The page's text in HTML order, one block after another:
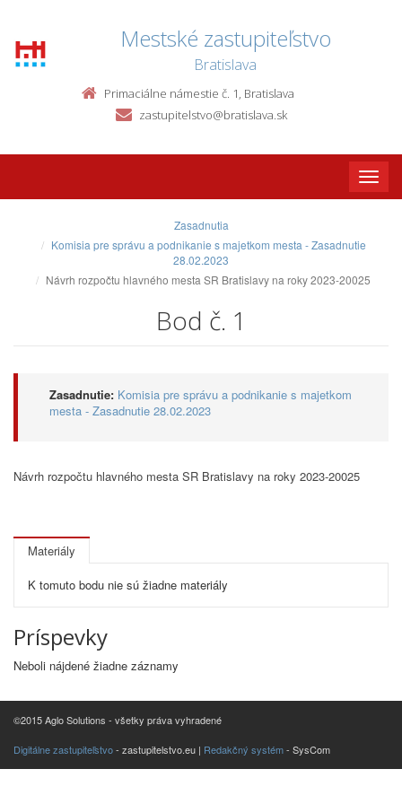
Mestské zastupiteľstvo
Bratislava
Primaciálne námestie č. 1, Bratislava
zastupitelstvo@bratislava.sk
Toggle
Zasadnutia
Komisia pre správu a podnikanie s majetkom mesta - Zasadnutie
28.02.2023
Návrh rozpočtu hlavného mesta SR Bratislavy na roky 2023-20025
Bod č. 1
Zasadnutie: Komisia pre správu a podnikanie s majetkom
mesta - Zasadnutie 28.02.2023
Návrh rozpočtu hlavného mesta SR Bratislavy na roky 2023-20025
Materiály
K tomuto bodu nie sú žiadne materiály
Príspevky
Neboli nájdené žiadne záznamy
©2015 Aglo Solutions - všetky práva vyhradené
Digitálne zastupiteľstvo- zastupitelstvo.eu | Redakčný systém- SysCom